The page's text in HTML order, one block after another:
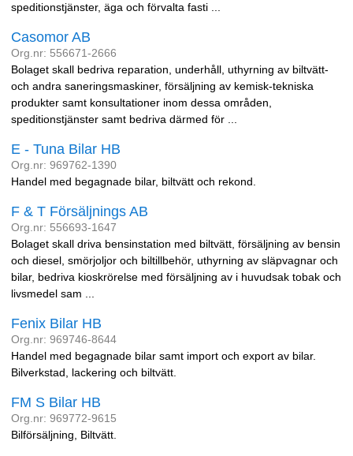
speditionstjänster, äga och förvalta fasti ...
Casomor AB
Org.nr: 556671-2666
Bolaget skall bedriva reparation, underhåll, uthyrning av biltvätt-
och andra saneringsmaskiner, försäljning av kemisk-tekniska
produkter samt konsultationer inom dessa områden,
speditionstjänster samt bedriva därmed för ...
E - Tuna Bilar HB
Org.nr: 969762-1390
Handel med begagnade bilar, biltvätt och rekond.
F & T Försäljnings AB
Org.nr: 556693-1647
Bolaget skall driva bensinstation med biltvätt, försäljning av bensin
och diesel, smörjoljor och biltillbehör, uthyrning av släpvagnar och
bilar, bedriva kioskrörelse med försäljning av i huvudsak tobak och
livsmedel sam ...
Fenix Bilar HB
Org.nr: 969746-8644
Handel med begagnade bilar samt import och export av bilar.
Bilverkstad, lackering och biltvätt.
FM S Bilar HB
Org.nr: 969772-9615
Bilförsäljning, Biltvätt.